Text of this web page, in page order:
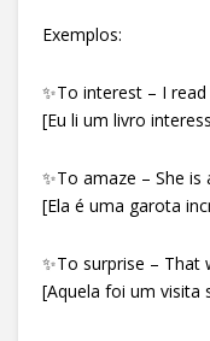
Exemplos:
✨To interest – I read
[Eu li um livro
✨To amaze – She is
[Ela é uma garota
✨To surprise – That
[Aquela foi um visita